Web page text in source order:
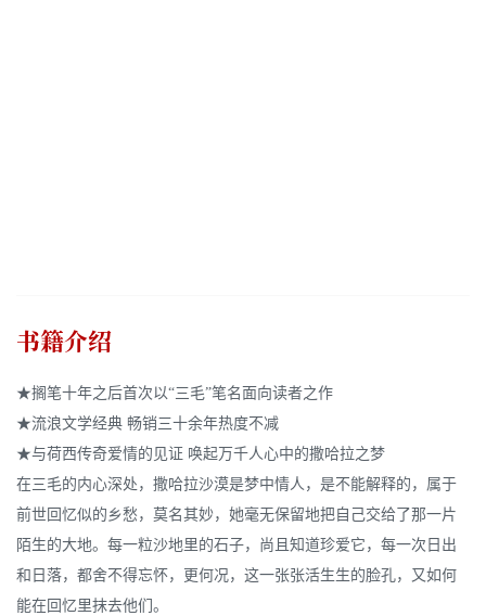
书籍介绍
★搁笔十年之后首次以“三毛”笔名面向读者之作
★流浪文学经典 畅销三十余年热度不减
★与荷西传奇爱情的见证 唤起万千人心中的撒哈拉之梦
在三毛的内心深处，撒哈拉沙漠是梦中情人，是不能解释的，属于
前世回忆似的乡愁，莫名其妙，她毫无保留地把自己交给了那一片
陌生的大地。每一粒沙地里的石子，尚且知道珍爱它，每一次日出
和日落，都舍不得忘怀，更何况，这一张张活生生的脸孔，又如何
能在回忆里抹去他们。